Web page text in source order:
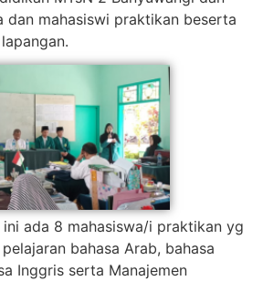
dan mahasiswi praktikan beserta
ini ada 8 mahasiswa/i praktikan yg
bahasa Arab, bahasa
Inggris serta Manajemen